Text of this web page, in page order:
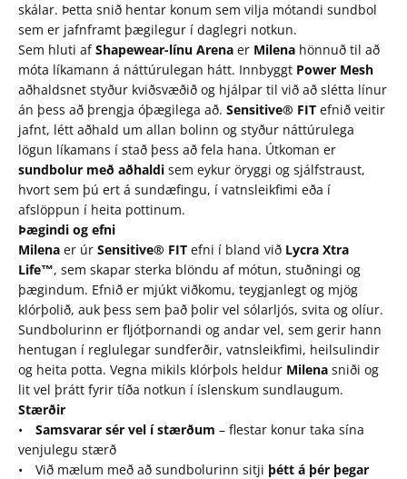
skálar. Þetta snið hentar konum sem vilja mótandi sundbol
sem er jafnframt þægilegur í daglegri notkun.
Sem hluti afShapewear-línu Arena er Milena hönnuð til að
móta líkamann á náttúrulegan hátt. Innbyggt Power Mesh
aðhaldsnet styður kviðsvæðið og hjálpar til við að slétta línur
án þess að þrengja óþægilega að. Sensitive® FIT efnið veitir
jafnt, létt aðhald um allan bolinn og styður náttúrulega
lögun líkamans í stað þess að fela hana. Útkoman er
sundbolur með aðhaldi sem eykur öryggi og sjálfstraust,
hvort sem þú ert á sundæfingu, í vatnsleikfimi eða í
afslöppun í heita pottinum.
Þægindi og efni
Milena er úr Sensitive® FIT efni í bland við Lycra Xtra
Life™, sem skapar sterka blöndu af mótun, stuðningi og
þægindum. Efnið er mjúkt viðkomu, teygjanlegt og mjög
klórþolið, auk þess sem það þolir vel sólarljós, svita og olíur.
Sundbolurinn er fljótþornandi og andar vel, sem gerir hann
hentugan í reglulegar sundferðir, vatnsleikfimi, heilsulindir
og heita potta. Vegna mikils klórþols heldur Milena sniði og
lit vel þrátt fyrir tíða notkun í íslenskum sundlaugum.
Stærðir
• Samsvarar sér vel í stærðum – flestar konur taka sína
venjulegu stærð
• Við mælum með að sundbolurinn sitji þétt á þér þegar